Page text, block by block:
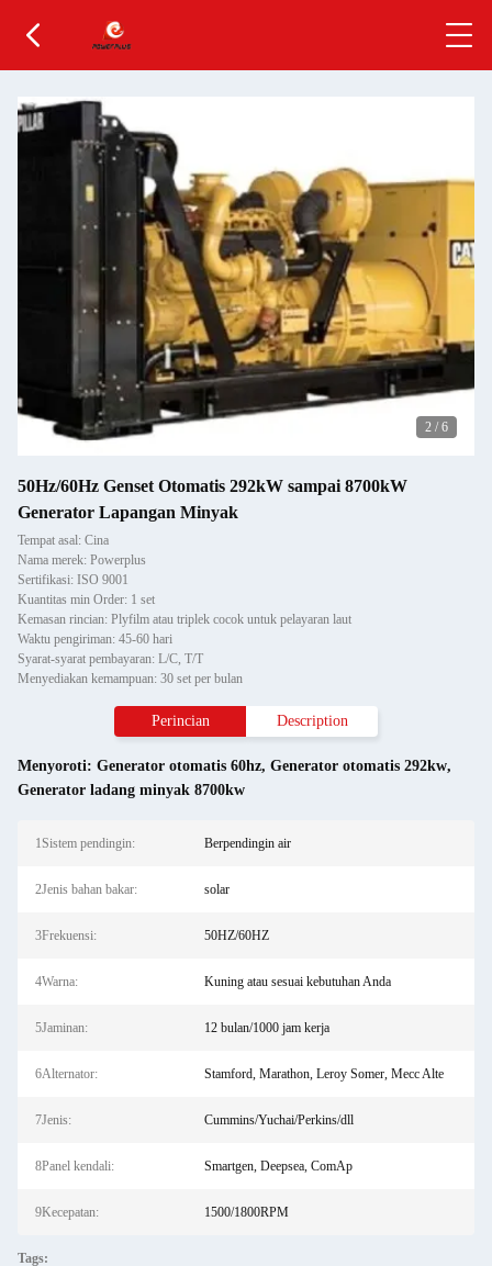
2 / 6
50Hz/60Hz Genset Otomatis 292kW sampai 8700kW
Generator Lapangan Minyak
Tempat asal: Cina
Nama merek: Powerplus
Sertifikasi: ISO 9001
Kuantitas min Order: 1 set
Kemasan rincian: Plyfilm atau triplek cocok untuk pelayaran laut
Waktu pengiriman: 45-60 hari
Syarat-syarat pembayaran: L/C, T/T
Menyediakan kemampuan: 30 set per bulan
Perincian Description
Menyoroti: Generator otomatis 60hz, Generator otomatis 292kw,
Generator ladang minyak 8700kw
1Sistem pendingin: Berpendingin air
2Jenis bahan bakar: solar
3Frekuensi: 50HZ/60HZ
4Warna: Kuning atau sesuai kebutuhan Anda
5Jaminan: 12 bulan/1000 jam kerja
6Alternator: Stamford, Marathon, Leroy Somer, Mecc Alte
7Jenis: Cummins/Yuchai/Perkins/dll
8Panel kendali: Smartgen, Deepsea, ComAp
9Kecepatan: 1500/1800RPM
Tags: